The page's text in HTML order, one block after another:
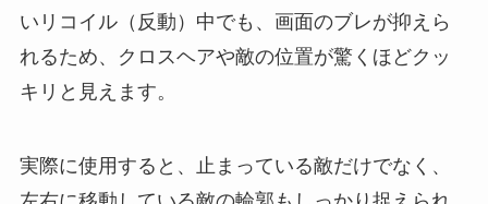
いリコイル（反動）中でも、画面のブレが抑えら
れるため、クロスヘアや敵の位置が驚くほどクッ
キリと見えます。
実際に使用すると、止まっている敵だけでなく、